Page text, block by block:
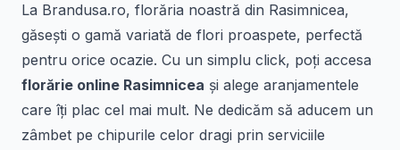
La Brandusa.ro, florăria noastră din Rasimnicea,
găsești o gamă variată de flori proaspete, perfectă
pentru orice ocazie. Cu un simplu click, poți accesa
florărie online Rasimnicea și alege aranjamentele
care îți plac cel mai mult. Ne dedicăm să aducem un
zâmbet pe chipurile celor dragi prin serviciile